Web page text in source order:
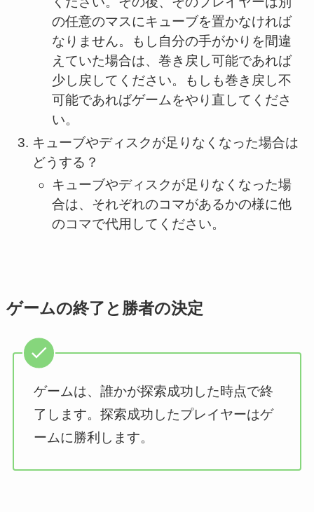
の任意のマスにキューブを置かなければ
なりません。もし自分の手がかりを間違
えていた場合は、巻き戻し可能であれば
少し戻してください。もしも巻き戻し不
可能であればゲームをやり直してくださ
い。
キューブやディスクが足りなくなった場合は
どうする？
キューブやディスクが足りなくなった場
合は、それぞれのコマがあるかの様に他
のコマで代用してください。
ゲームの終了と勝者の決定
ゲームは、誰かが探索成功した時点で終
了します。探索成功したプレイヤーはゲ
ームに勝利します。